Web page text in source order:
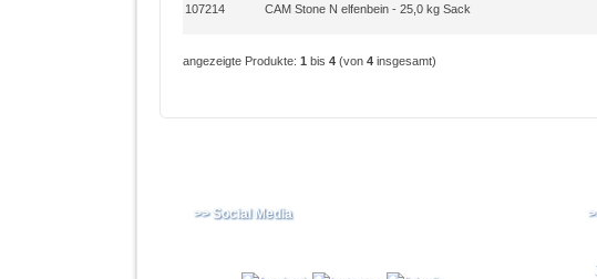
107214 CAM Stone N elfenbein - 25,0 kg Sack
angezeigte Produkte: 1 bis 4 (von 4 insgesamt)
>> Social Media